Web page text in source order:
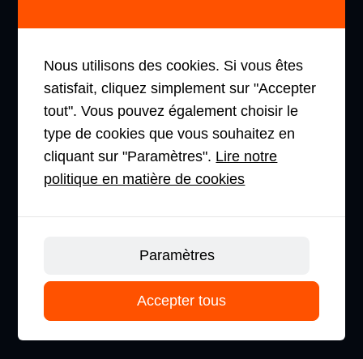
CHARIOT À MÂT RÉTRACTABLE
CHARIOTS ÉLÉVATEURS
ENTREPRISE
À PROPOS DE NOUS.
Nous utilisons des cookies. Si vous êtes
satisfait, cliquez simplement sur "Accepter
tout". Vous pouvez également choisir le
type de cookies que vous souhaitez en
cliquant sur "Paramètres". Lire notre
politique en matière de cookies
Paramètres
Accepter tous